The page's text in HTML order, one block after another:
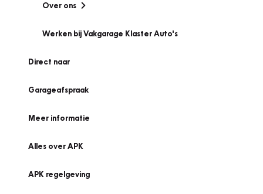
Over ons
Werken bij Vakgarage Klaster Auto's
Direct naar
Garageafspraak
Meer informatie
Alles over APK
APK regelgeving